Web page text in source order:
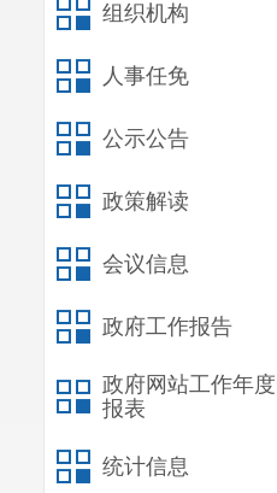
组织机构
人事任免
公示公告
政策解读
会议信息
政府工作报告
政府网站工作年度
报表
统计信息